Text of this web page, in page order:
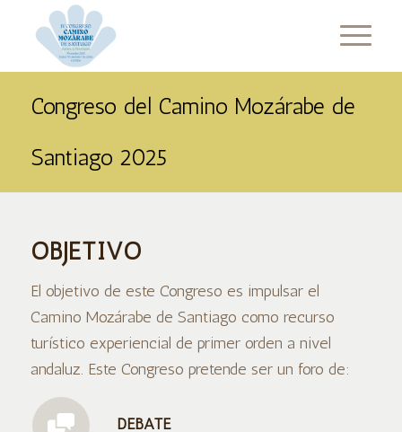
Congreso del Camino Mozárabe de
Santiago 2025
OBJETIVO
El objetivo de este Congreso es impulsar el
Camino Mozárabe de Santiago como recurso
turístico experiencial de primer orden a nivel
andaluz. Este Congreso pretende ser un foro de:
DEBATE